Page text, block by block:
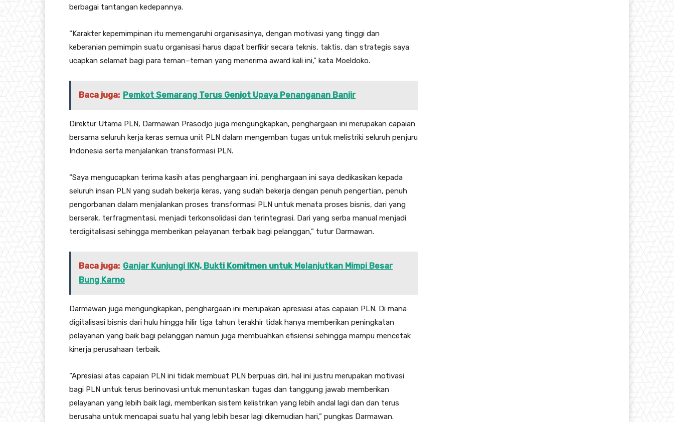
berbagai tantangan kedepannya.
“Karakter kepemimpinan itu memengaruhi organisasinya, dengan motivasi yang tinggi dan
keberanian pemimpin suatu organisasi harus dapat berfikir secara teknis, taktis, dan strategis saya
ucapkan selamat bagi para teman–teman yang menerima award kali ini,” kata Moeldoko.
Baca juga: Pemkot Semarang Terus Genjot Upaya Penanganan Banjir
Direktur Utama PLN, Darmawan Prasodjo juga mengungkapkan, penghargaan ini merupakan capaian
bersama seluruh kerja keras semua unit PLN dalam mengemban tugas untuk melistriki seluruh penjuru
Indonesia serta menjalankan transformasi PLN.
“Saya mengucapkan terima kasih atas penghargaan ini, penghargaan ini saya dedikasikan kepada
seluruh insan PLN yang sudah bekerja keras, yang sudah bekerja dengan penuh pengertian, penuh
pengorbanan dalam menjalankan proses transformasi PLN untuk menata proses bisnis, dari yang
berserak, terfragmentasi, menjadi terkonsolidasi dan terintegrasi. Dari yang serba manual menjadi
terdigitalisasi sehingga memberikan pelayanan terbaik bagi pelanggan,” tutur Darmawan.
Baca juga: Ganjar Kunjungi IKN, Bukti Komitmen untuk Melanjutkan Mimpi Besar
Bung Karno
Darmawan juga mengungkapkan, penghargaan ini merupakan apresiasi atas capaian PLN. Di mana
digitalisasi bisnis dari hulu hingga hilir tiga tahun terakhir tidak hanya memberikan peningkatan
pelayanan yang baik bagi pelanggan namun juga membuahkan efisiensi sehingga mampu mencetak
kinerja perusahaan terbaik.
“Apresiasi atas capaian PLN ini tidak membuat PLN berpuas diri, hal ini justru merupakan motivasi
bagi PLN untuk terus berinovasi untuk menuntaskan tugas dan tanggung jawab memberikan
pelayanan yang lebih baik lagi, memberikan sistem kelistrikan yang lebih andal lagi dan dan terus
berusaha untuk mencapai suatu hal yang lebih besar lagi dikemudian hari,” pungkas Darmawan.